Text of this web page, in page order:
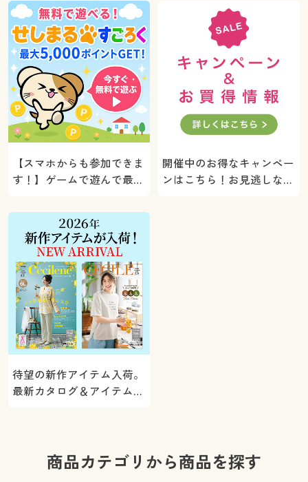
【スマホからも参加できま
す！】ゲームで遊んで最大
ト！
開催中のお得なキャンペー
ンはこちら！お見逃しな
待望の新作アイテム入荷。
最新カタログ＆アイテムを
商品カテゴリから商品を探す